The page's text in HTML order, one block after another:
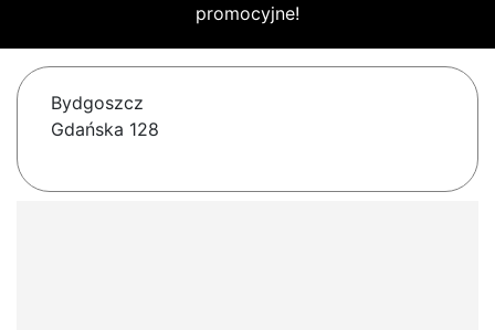
promocyjne!
Bydgoszcz
Gdańska 128